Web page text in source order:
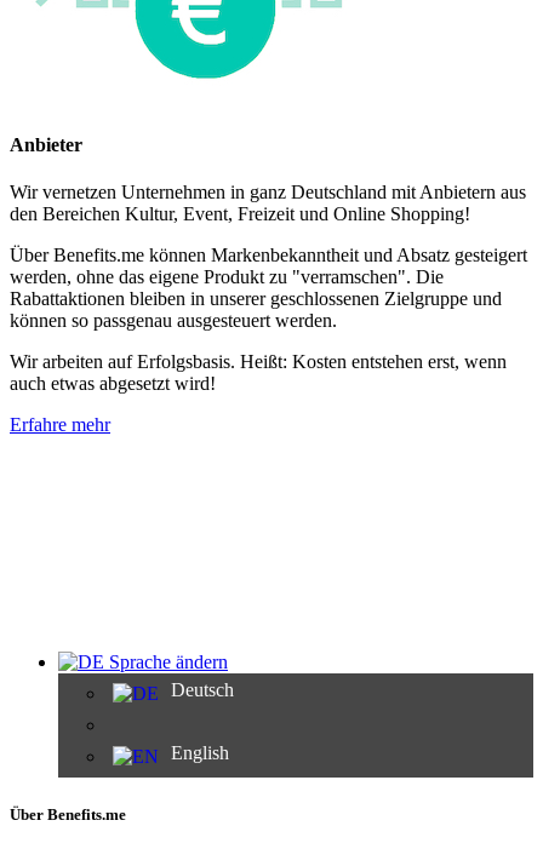
Anbieter
Wir vernetzen Unternehmen in ganz Deutschland mit Anbietern aus
den Bereichen Kultur, Event, Freizeit und Online Shopping!
Über Benefits.me können Markenbekanntheit und Absatz gesteigert
werden, ohne das eigene Produkt zu "verramschen". Die
Rabattaktionen bleiben in unserer geschlossenen Zielgruppe und
können so passgenau ausgesteuert werden.
Wir arbeiten auf Erfolgsbasis. Heißt: Kosten entstehen erst, wenn
auch etwas abgesetzt wird!
Erfahre mehr
Sprache ändern
Deutsch
English
Über Benefits.me